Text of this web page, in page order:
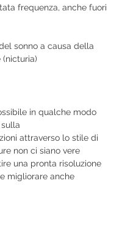
frequenza, anche fuori
sonno a causa della
(nicturia)
in qualche modo
attraverso lo stile di
non ci siano vere
una pronta risoluzione
migliorare anche